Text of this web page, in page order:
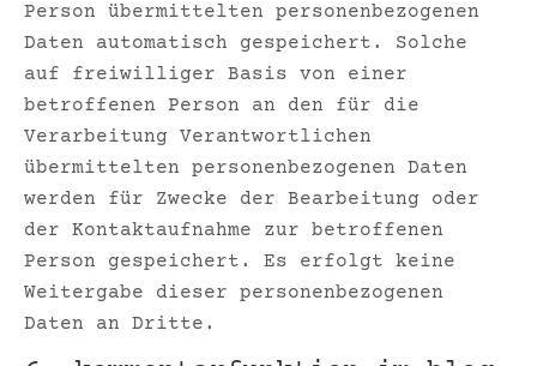
Person übermittelten personenbezogenen
Daten automatisch gespeichert. Solche
auf freiwilliger Basis von einer
betroffenen Person an den für die
Verarbeitung Verantwortlichen
übermittelten personenbezogenen Daten
werden für Zwecke der Bearbeitung oder
der Kontaktaufnahme zur betroffenen
Person gespeichert. Es erfolgt keine
Weitergabe dieser personenbezogenen
Daten an Dritte.